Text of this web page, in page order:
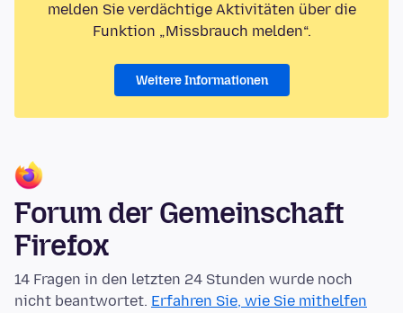
melden Sie verdächtige Aktivitäten über die
Funktion „Missbrauch melden“.
Weitere Informationen
Forum der Gemeinschaft
Firefox
14 Fragen in den letzten 24 Stunden wurde noch
nicht beantwortet. Erfahren Sie, wie Sie mithelfen